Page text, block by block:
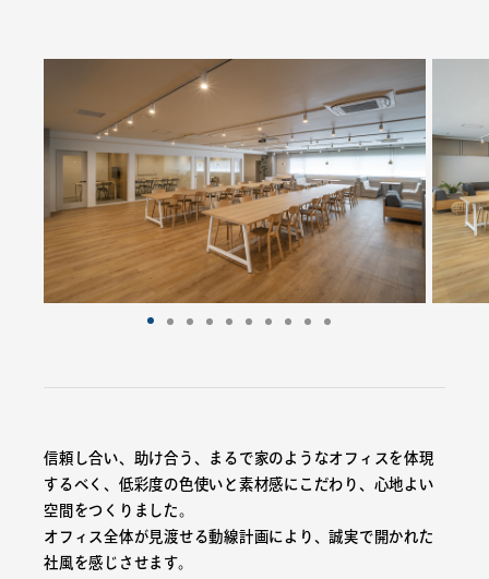
信頼し合い、助け合う、まるで家のようなオフィスを体現
するべく、低彩度の色使いと素材感にこだわり、心地よい
空間をつくりました。
オフィス全体が見渡せる動線計画により、誠実で開かれた
社風を感じさせます。